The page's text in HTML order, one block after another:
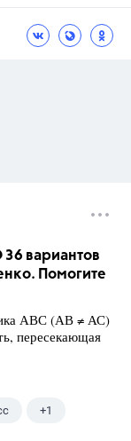
36 вариантов
Помогите
АВС (АВ ≠ АС)
пересекающая
+1